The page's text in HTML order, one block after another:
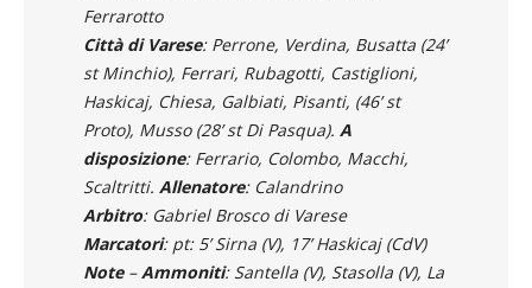
Ferrarotto
Città di Varese: Perrone, Verdina, Busatta (24’
st Minchio), Ferrari, Rubagotti, Castiglioni,
Haskicaj, Chiesa, Galbiati, Pisanti, (46’ st
Proto), Musso (28’ st Di Pasqua). A
disposizione: Ferrario, Colombo, Macchi,
Scaltritti. Allenatore: Calandrino
Arbitro: Gabriel Brosco di Varese
Marcatori: pt: 5’ Sirna (V), 17’ Haskicaj (CdV)
Note–Ammoniti: Santella (V), Stasolla (V), La